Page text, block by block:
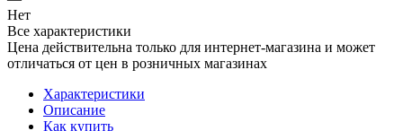
Нет
Все характеристики
Цена действительна только для интернет-магазина и может
отличаться от цен в розничных магазинах
Характеристики
Описание
Как купить